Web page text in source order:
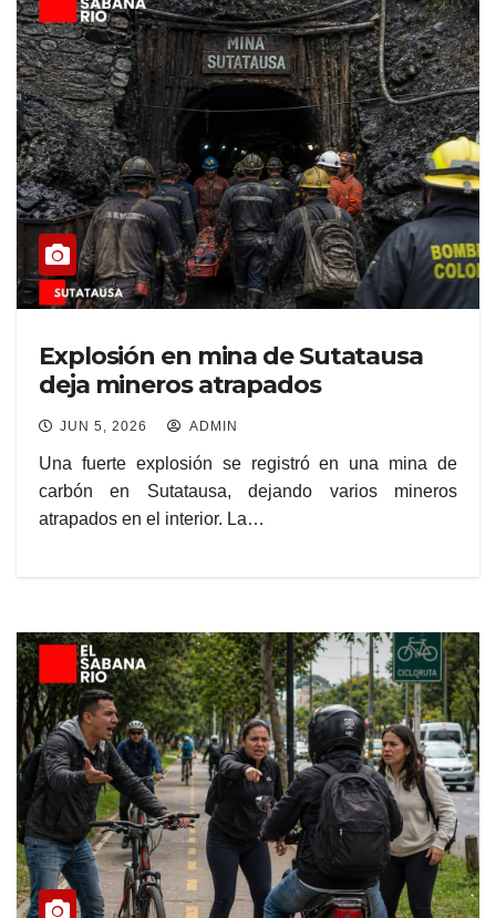
Explosión en mina de Sutatausa
deja mineros atrapados
JUN 5, 2026 ADMIN
Una fuerte explosión se registró en una mina de
carbón en Sutatausa, dejando varios mineros
atrapados en el interior. La…